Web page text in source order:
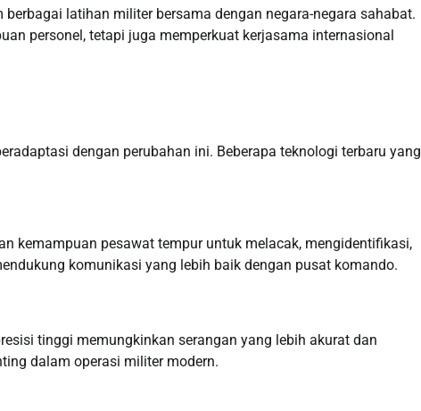
berbagai latihan militer bersama dengan negara-negara sahabat.
personel, tetapi juga memperkuat kerjasama internasional
dengan perubahan ini. Beberapa teknologi terbaru yang
kemampuan pesawat tempur untuk melacak, mengidentifikasi,
komunikasi yang lebih baik dengan pusat komando.
tinggi memungkinkan serangan yang lebih akurat dan
dalam operasi militer modern.